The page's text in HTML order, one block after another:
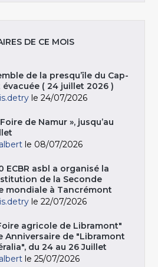
DE CE MOIS
de la presqu’île du Cap-
évacuée ( 24 juillet 2026 )
le 24/07/2026
Foire de Namur », jusqu’au
le 08/07/2026
ECBR asbl a organisé la
de la Seconde
mondiale à Tancrémont
le 22/07/2026
agricole de Libramont"
Anniversaire de "Libramont
du 24 au 26 Juillet
le 25/07/2026